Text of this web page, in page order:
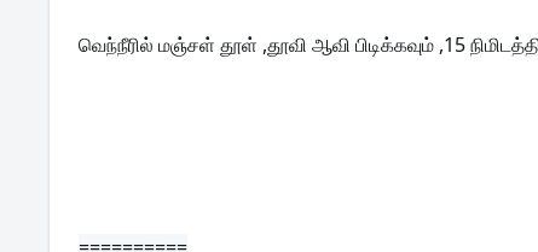
வெந்நீரில் மஞ்சள் தூள் ,தூவி ஆவி பிடிக்கவும் ,15